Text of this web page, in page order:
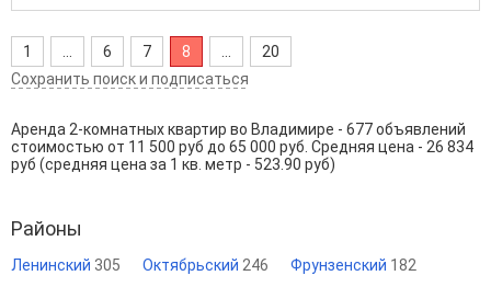
1 6 7 8
20
Сохранить поиск и подписаться
Аренда 2-комнатных квартир во Владимире - 677 объявлений
стоимостью от 11 500 руб до 65 000 руб. Средняя цена - 26 834
руб (средняя цена за 1 кв. метр - 523.90 руб)
Районы
Ленинский 305 Октябрьский 246 Фрунзенский 182